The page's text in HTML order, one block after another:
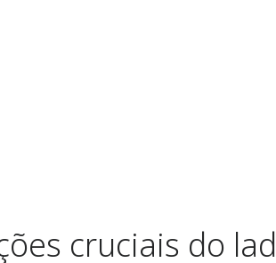
cruciais do